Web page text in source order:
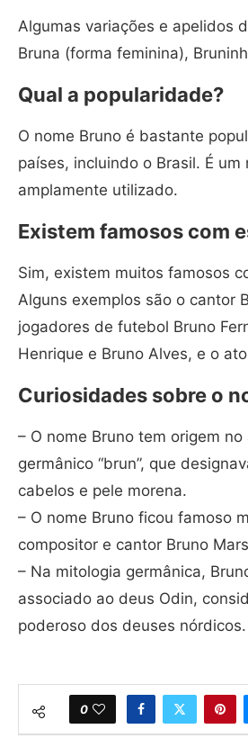
Algumas variações e apelidos
Bruna (forma feminina),
Qual a popularidade?
O nome Bruno é bastante
países, incluindo o Brasil. É um
amplamente utilizado.
Existem famosos com
Sim, existem muitos famosos
Alguns exemplos são o cantor
jogadores de futebol Bruno
Henrique e Bruno Alves, e o
Curiosidades sobre o
– O nome Bruno tem origem
germânico “brun”, que
cabelos e pele morena.
– O nome Bruno ficou famoso
compositor e cantor Bruno
– Na mitologia germânica,
associado ao deus Odin,
poderoso dos deuses nórdicos.
0